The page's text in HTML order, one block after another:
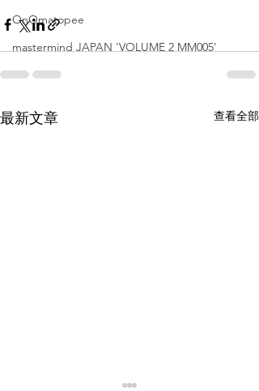
OnOmatopee
mastermind JAPAN 'VOLUME 2 MM005'
最新文章 查看全部